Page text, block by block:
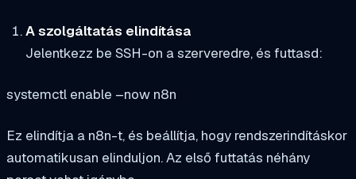
A szolgáltatás elindítása
Jelentkezz be SSH-on a szerveredre, és futtasd:
systemctl enable –now n8n
Ez elindítja a n8n-t, és beállítja, hogy rendszerindításkor
automatikusan elinduljon. Az első futtatás néhány